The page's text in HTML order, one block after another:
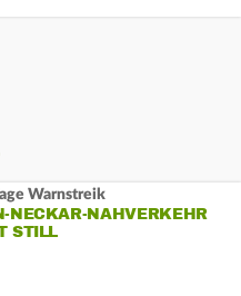
Warnstreik
NECKAR-NAHVERKEHR
STILL